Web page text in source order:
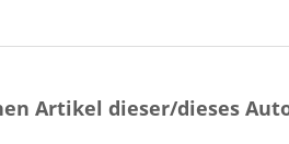
Artikel dieser/dieses